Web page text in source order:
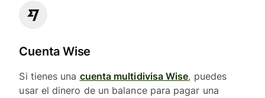
Cuenta Wise
Si tienes una cuenta multidivisa Wise, puedes
usar el dinero de un balance para pagar una